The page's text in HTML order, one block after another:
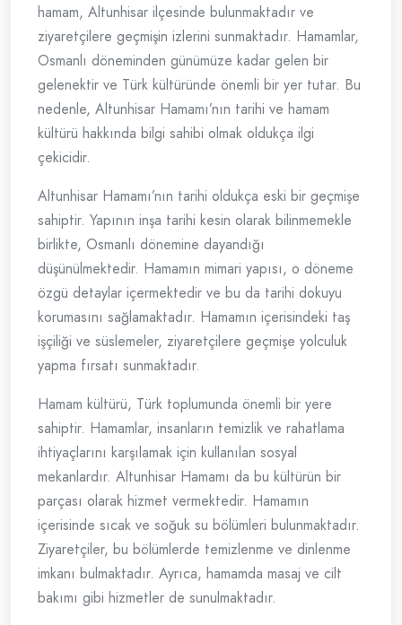
hamam, Altunhisar ilçesinde bulunmaktadır ve
ziyaretçilere geçmişin izlerini sunmaktadır. Hamamlar,
Osmanlı döneminden günümüze kadar gelen bir
gelenektir ve Türk kültüründe önemli bir yer tutar. Bu
nedenle, Altunhisar Hamamı’nın tarihi ve hamam
kültürü hakkında bilgi sahibi olmak oldukça ilgi
çekicidir.
Altunhisar Hamamı’nın tarihi oldukça eski bir geçmişe
sahiptir. Yapının inşa tarihi kesin olarak bilinmemekle
birlikte, Osmanlı dönemine dayandığı
düşünülmektedir. Hamamın mimari yapısı, o döneme
özgü detaylar içermektedir ve bu da tarihi dokuyu
korumasını sağlamaktadır. Hamamın içerisindeki taş
işçiliği ve süslemeler, ziyaretçilere geçmişe yolculuk
yapma fırsatı sunmaktadır.
Hamam kültürü, Türk toplumunda önemli bir yere
sahiptir. Hamamlar, insanların temizlik ve rahatlama
ihtiyaçlarını karşılamak için kullanılan sosyal
mekanlardır. Altunhisar Hamamı da bu kültürün bir
parçası olarak hizmet vermektedir. Hamamın
içerisinde sıcak ve soğuk su bölümleri bulunmaktadır.
Ziyaretçiler, bu bölümlerde temizlenme ve dinlenme
imkanı bulmaktadır. Ayrıca, hamamda masaj ve cilt
bakımı gibi hizmetler de sunulmaktadır.